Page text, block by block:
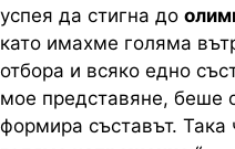
успея да стигна до
като имахме голяма
отбора и всяко едно
мое представяне, беше
формира съставът.